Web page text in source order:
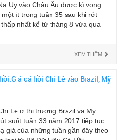
Uy vào Châu Âu được kì vọng
một ít trong tuần 35 sau khi rớt
nhất kể từ tháng 8 vừa qua
XEM THÊM
cá hồi Chi Lê vào Brazil, Mỹ
Lê ở thị trường Brazil và Mỹ
suốt tuần 33 năm 2017 tiếp tục
giá của những tuần gần đây theo